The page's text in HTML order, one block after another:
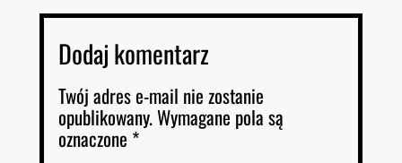
Dodaj komentarz
Twój adres e-mail nie zostanie
opublikowany.Wymagane pola są
oznaczone *